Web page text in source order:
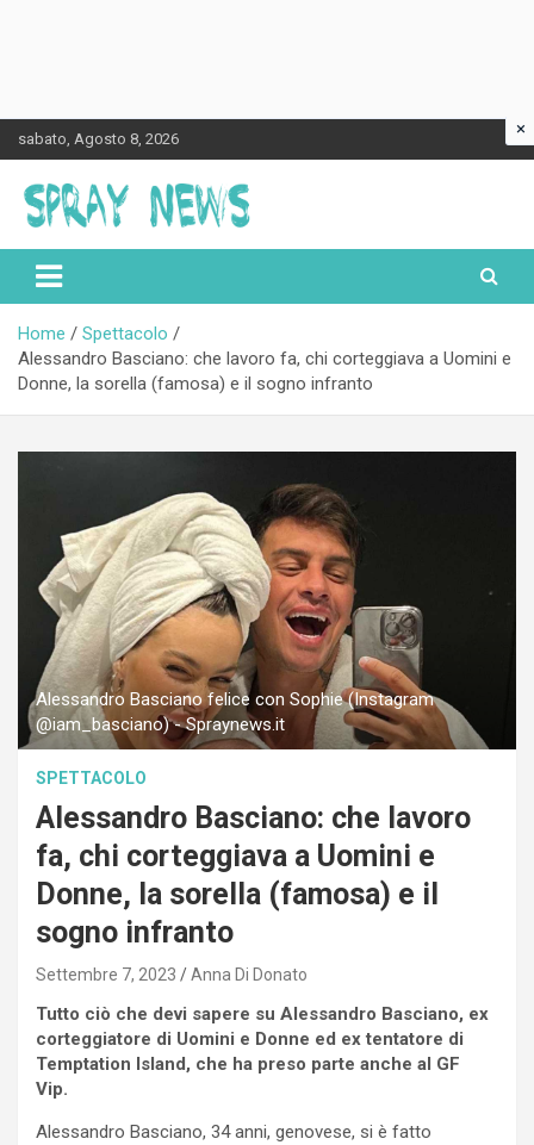
to
content
sabato, Agosto 8, 2026
Spraynews.it
Home
Spettacolo
Alessandro Basciano: che lavoro fa, chi corteggiava a Uomini e
Donne, la sorella (famosa) e il sogno infranto
Alessandro Basciano felice con Sophie (Instagram
@iam_basciano) - Spraynews.it
SPETTACOLO
Alessandro Basciano: che lavoro
fa, chi corteggiava a Uomini e
Donne, la sorella (famosa) e il
sogno infranto
Settembre 7, 2023 Anna Di Donato
Tutto ciò che devi sapere su Alessandro Basciano, ex
corteggiatore di Uomini e Donne ed ex tentatore di
Temptation Island, che ha preso parte anche al GF
Vip.
Alessandro Basciano, 34 anni, genovese, si è fatto
×